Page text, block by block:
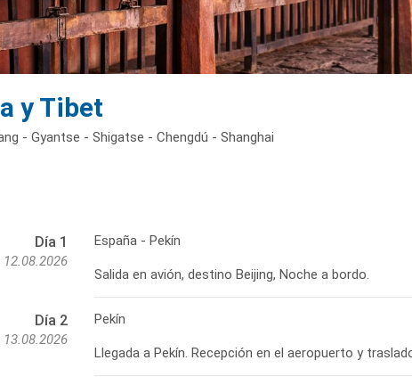
y Tibet
- Gyantse - Shigatse - Chengdú - Shanghai
Día 1
12.08.2026
España - Pekín
Día 2
13.08.2026
Pekín
Llegada a Pekín. Recepción en el aeropuerto y